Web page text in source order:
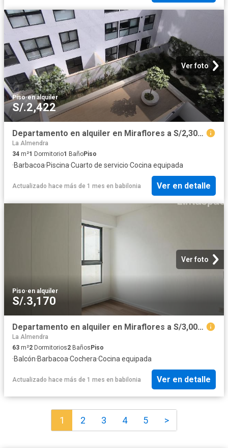
Ver foto
Piso·en alquiler
S/.2,422
Departamento en alquiler en Miraflores a S/2,300 al mes
La Almendra
34 m²1 Dormitorio1 BañoPiso
·Barbacoa·Piscina·Cuarto de servicio·Cocina equipada
Actualizado hace más de 1 mes en babilonia Ver en detalle
Ver foto
Piso·en alquiler
S/.3,170
Departamento en alquiler en Miraflores a S/3,000 al mes
La Almendra
63 m²2 Dormitorios2 BañosPiso
·Balcón·Barbacoa·Cochera·Cocina equipada
Actualizado hace más de 1 mes en babilonia Ver en detalle
1 2 3 4 5 >